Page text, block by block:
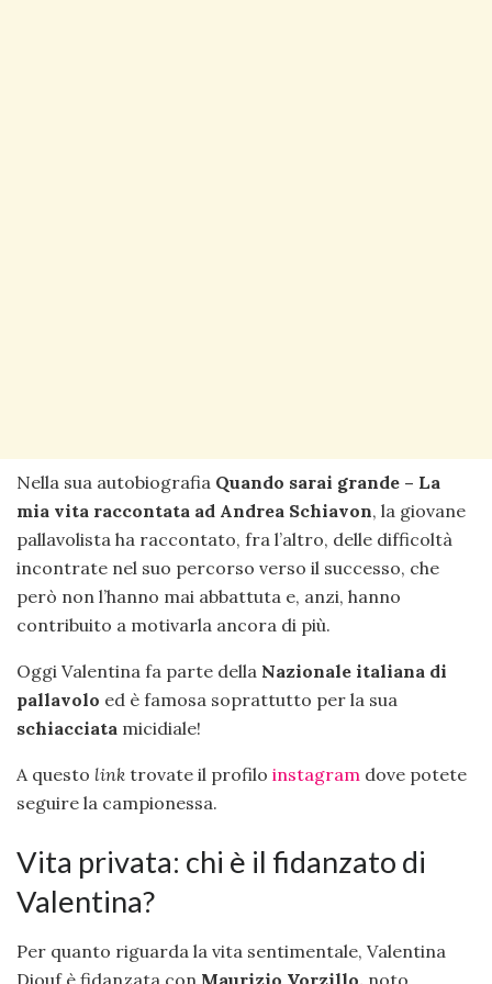
Nella sua autobiografia Quando sarai grande – La
mia vita raccontata ad Andrea Schiavon, la giovane
pallavolista ha raccontato, fra l’altro, delle difficoltà
incontrate nel suo percorso verso il successo, che
però non l’hanno mai abbattuta e, anzi, hanno
contribuito a motivarla ancora di più.
Oggi Valentina fa parte della Nazionale italiana di
pallavolo ed è famosa soprattutto per la sua
schiacciata micidiale!
A questo link trovate il profilo instagram dove potete
seguire la campionessa.
Vita privata: chi è il fidanzato di
Valentina?
Per quanto riguarda la vita sentimentale, Valentina
Diouf è fidanzata con Maurizio Vorzillo, noto